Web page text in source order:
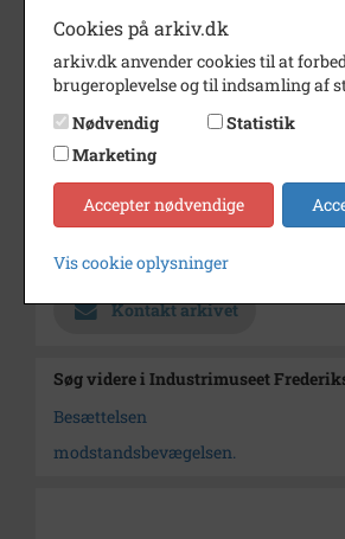
verdenskrig.
Årstal
Dateringsnote
Fotograf
Ukendt
Arkiv
Kontakt arkivet
Søg videre i Industrimuseet
Besættelsen
modstandsbevægelsen.
Cookies på arkiv.dk
arkiv.dk anvender cookies til at
brugeroplevelse og til indsamling af
Nødvendig
Statistik
Marketing
Accepter nødvendige
Vis cookie oplysninger